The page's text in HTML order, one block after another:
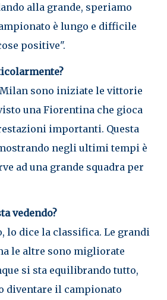
alla grande, speriamo
è lungo e difficile
positive".
sono iniziate le vittorie
una Fiorentina che gioca
importanti. Questa
negli ultimi tempi è
ad una grande squadra per
vedendo?
lo dice la classifica. Le grandi
le altre sono migliorate
si sta equilibrando tutto,
diventare il campionato